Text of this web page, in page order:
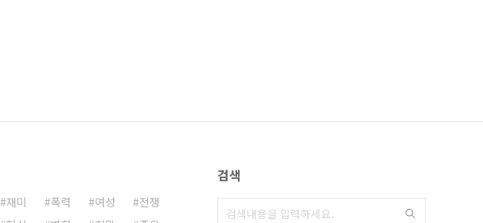
재미 폭력 여성
전쟁
검색